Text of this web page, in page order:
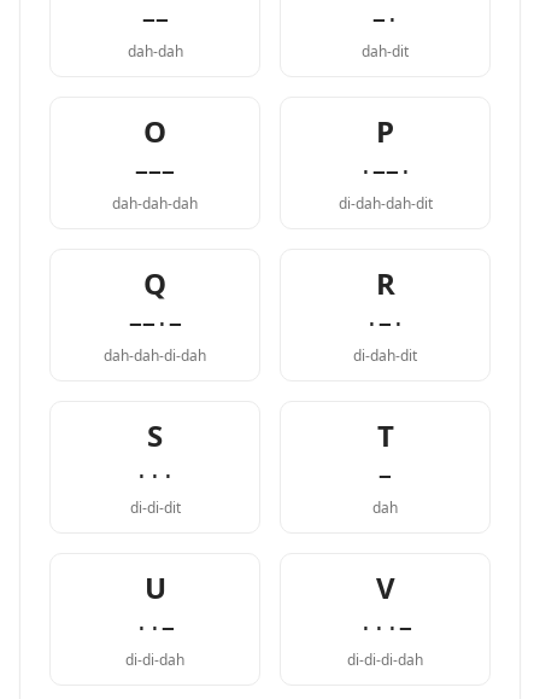
−−
dah-dah
−·
dah-dit
O
−−−
dah-dah-dah
P
·−−·
di-dah-dah-dit
Q
−−·−
dah-dah-di-dah
R
·−·
di-dah-dit
S
···
di-di-dit
T
−
dah
U
··−
di-di-dah
V
···−
di-di-di-dah